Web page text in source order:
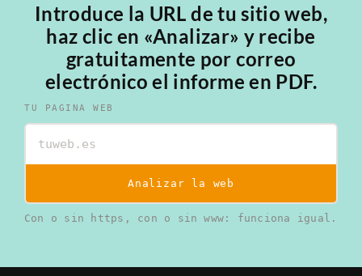
Introduce la URL de tu sitio web,
haz clic en «Analizar» y recibe
gratuitamente por correo
electrónico el informe en PDF.
TU PAGINA WEB
Analizar la web
Con o sin https, con o sin www: funciona igual.